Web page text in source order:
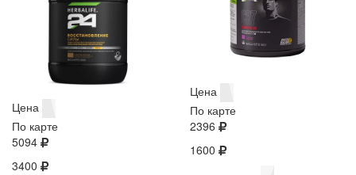
Цена
По карте
5094
3400
Цена
По карте
2396
1600